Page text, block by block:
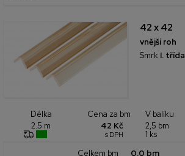
42 x 42
vnější roh
Smrk I. třída
Délka
2.5 m
Cena za bm
42 Kč
s DPH
V balíku
2,5 bm
1 ks
Celkem bm 0,0 bm